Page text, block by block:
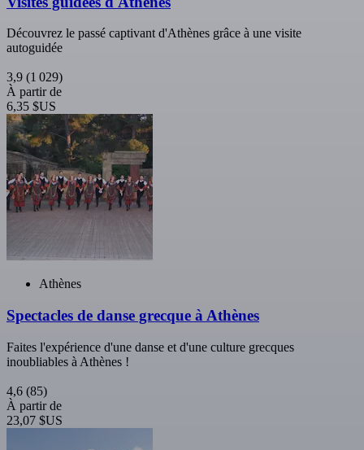
Découvrez le passé captivant d'Athènes grâce à une visite
autoguidée
3,9 (1 029)
À partir de
6,35 $US
Athènes
Spectacles de danse grecque à Athènes
Faites l'expérience d'une danse et d'une culture grecques
inoubliables à Athènes !
4,6 (85)
À partir de
23,07 $US